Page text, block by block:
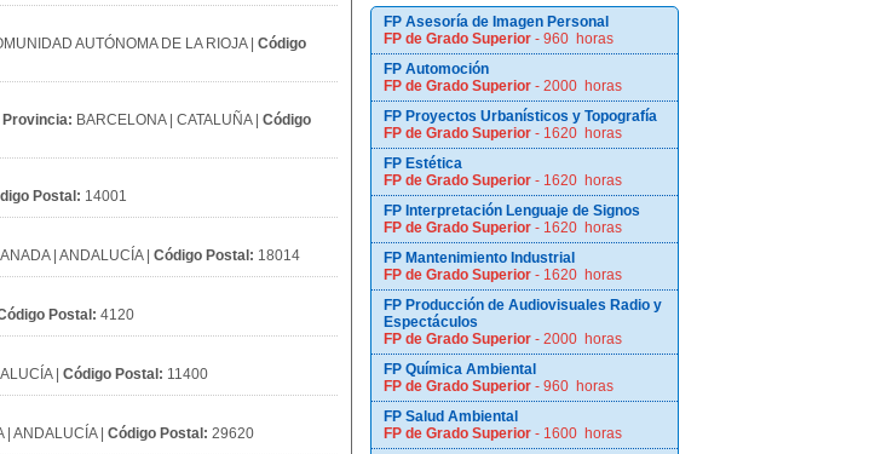
AUTÓNOMA DE LA RIOJA | Código
Provincia: BARCELONA | CATALUÑA | Código
Postal: 14001
| ANDALUCÍA | Código Postal: 18014
Postal: 4120
| Código Postal: 11400
| ANDALUCÍA | Código Postal: 29620
FP Asesoría de Imagen Personal
FP de Grado Superior - 960 horas
FP Automoción
FP de Grado Superior - 2000 horas
FP Proyectos Urbanísticos y Topografía
FP de Grado Superior - 1620 horas
FP Estética
FP de Grado Superior - 1620 horas
FP Interpretación Lenguaje de Signos
FP de Grado Superior - 1620 horas
FP Mantenimiento Industrial
FP de Grado Superior - 1620 horas
FP Producción de Audiovisuales Radio y
Espectáculos
FP de Grado Superior - 2000 horas
FP Química Ambiental
FP de Grado Superior - 960 horas
FP Salud Ambiental
FP de Grado Superior - 1600 horas